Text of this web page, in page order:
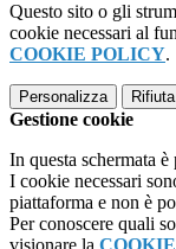
Questo sito o gli
cookie necessari al
COOKIE POLICY.
Personalizza
Gestione cookie
In questa schermata
I cookie necessari
piattaforma e non è
Per conoscere quali